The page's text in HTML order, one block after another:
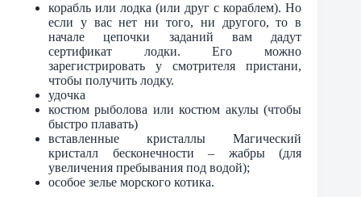
корабль или лодка (или друг с кораблем). Но
если у вас нет ни того, ни другого, то в
начале цепочки заданий вам дадут
сертификат лодки. Его можно
зарегистрировать у смотрителя пристани,
чтобы получить лодку.
удочка
костюм рыболова или костюм акулы (чтобы
быстро плавать)
вставленные кристаллы Магический
кристалл бесконечности – жабры (для
увеличения пребывания под водой);
особое зелье морского котика.